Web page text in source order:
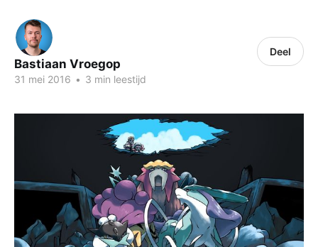
Bastiaan Vroegop
31 mei 2016 • 3 min leestijd
Deel